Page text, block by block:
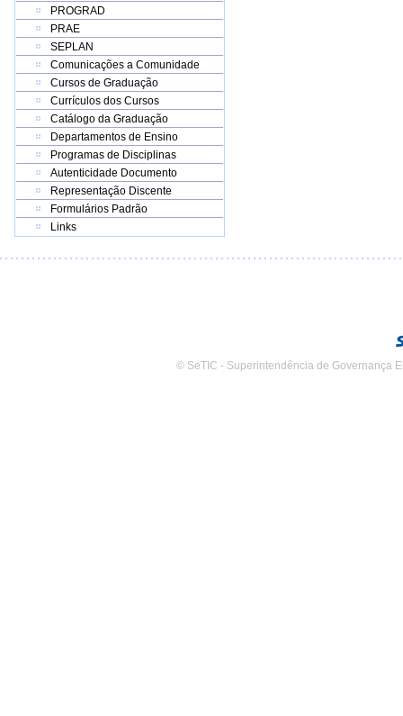
PROGRAD
PRAE
SEPLAN
Comunicações a Comunidade
Cursos de Graduação
Currículos dos Cursos
Catálogo da Graduação
Departamentos de Ensino
Programas de Disciplinas
Autenticidade Documento
Representação Discente
Formulários Padrão
Links
© SeTIC - Superintendência de Governança